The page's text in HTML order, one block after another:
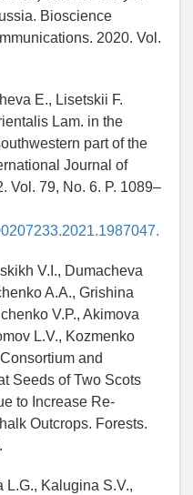
Bioscience
2020. Vol.
E., Lisetskii F.
Lam. in the
part of the
Journal of
Vol. 79, No. 6. P. 1089–
V.I., Dumacheva
A.A., Grishina
V.P., Akimova
L.V., Kozmenko
and
Seeds of Two Scots
to Increase Re-
Outcrops. Forests.
L.G., Kalugina S.V.,